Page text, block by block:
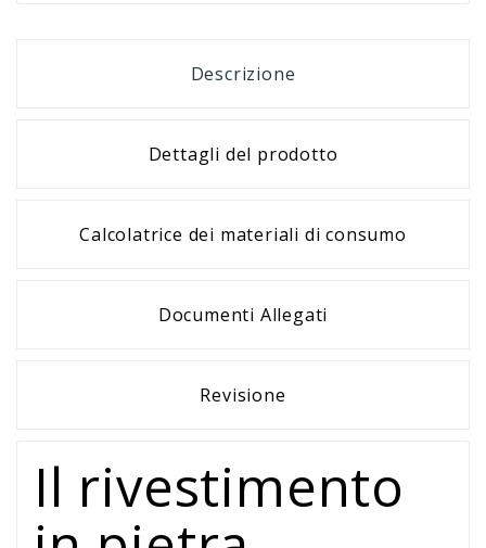
Descrizione
Dettagli del prodotto
Calcolatrice dei materiali di consumo
Documenti Allegati
Revisione
Il rivestimento